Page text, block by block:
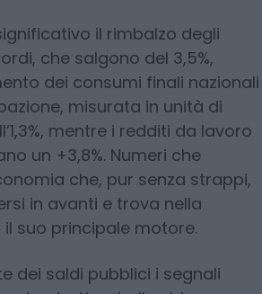
il rimbalzo degli
che salgono del 3,5%,
dei consumi finali nazionali
misurata in unità di
mentre i redditi da lavoro
un +3,8%. Numeri che
che, pur senza strappi,
in avanti e trova nella
suo principale motore.
dei saldi pubblici i segnali